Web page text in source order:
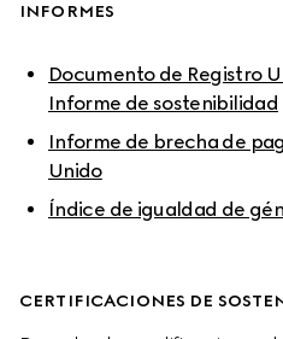
INFORMES
Documento de Registro
Informe de sostenibilidad
Informe de brecha de
Unido
Índice de igualdad de
CERTIFICACIONES DE